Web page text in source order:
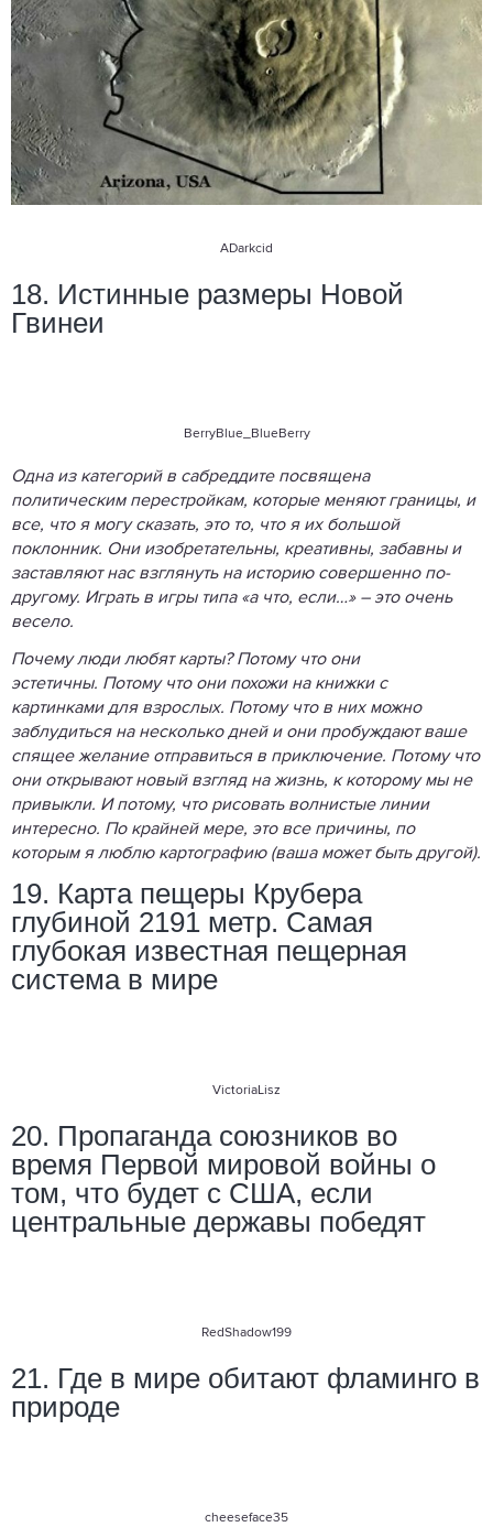
ADarkcid
18. Истинные размеры Новой
Гвинеи
BerryBlue_BlueBerry
Одна из категорий в сабреддите посвящена
политическим перестройкам, которые меняют границы, и
все, что я могу сказать, это то, что я их большой
поклонник. Они изобретательны, креативны, забавны и
заставляют нас взглянуть на историю совершенно по-
другому. Играть в игры типа «а что, если…» – это очень
весело.
Почему люди любят карты? Потому что они
эстетичны. Потому что они похожи на книжки с
картинками для взрослых. Потому что в них можно
заблудиться на несколько дней и они пробуждают ваше
спящее желание отправиться в приключение. Потому что
они открывают новый взгляд на жизнь, к которому мы не
привыкли. И потому, что рисовать волнистые линии
интересно. По крайней мере, это все причины, по
которым я люблю картографию (ваша может быть другой).
19. Карта пещеры Крубера
глубиной 2191 метр. Самая
глубокая известная пещерная
система в мире
VictoriaLisz
20. Пропаганда союзников во
время Первой мировой войны о
том, что будет с США, если
центральные державы победят
RedShadow199
21. Где в мире обитают фламинго в
природе
cheeseface35